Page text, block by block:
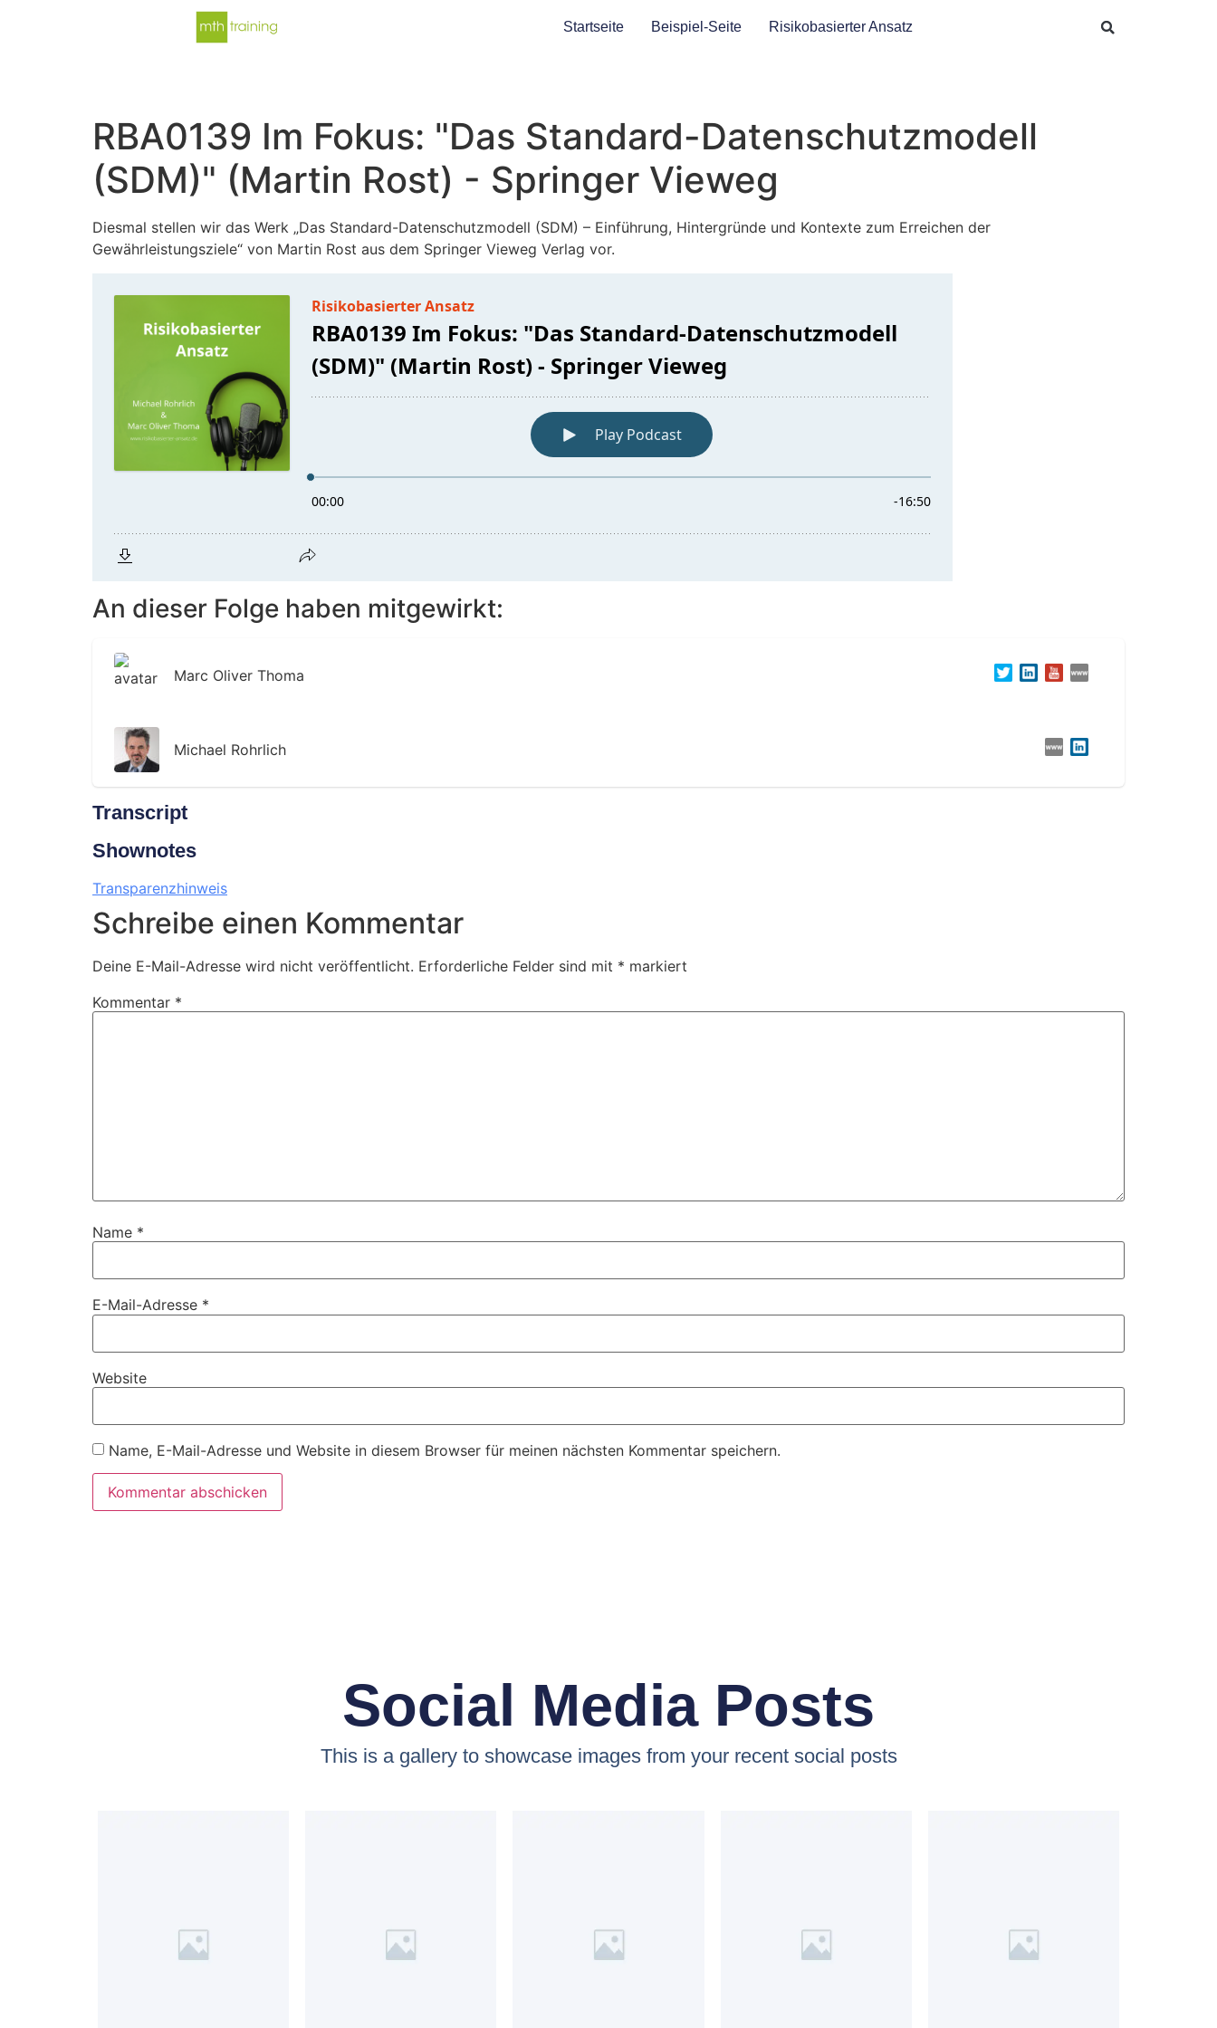
Startseite Beispiel-Seite Risikobasierter Ansatz
RBA0139 Im Fokus: "Das Standard-Datenschutzmodell
(SDM)" (Martin Rost) - Springer Vieweg
Diesmal stellen wir das Werk „Das Standard-Datenschutzmodell (SDM) – Einführung, Hintergründe und Kontexte zum Erreichen der
Gewährleistungsziele“ von Martin Rost aus dem Springer Vieweg Verlag vor.
An dieser Folge haben mitgewirkt:
Marc Oliver Thoma
Michael Rohrlich
Transcript
Shownotes
Transparenzhinweis
Schreibe einen Kommentar
Deine E-Mail-Adresse wird nicht veröffentlicht. Erforderliche Felder sind mit * markiert
Kommentar *
Name *
E-Mail-Adresse *
Website
Name, E-Mail-Adresse und Website in diesem Browser für meinen nächsten Kommentar speichern.
Social Media Posts
This is a gallery to showcase images from your recent social posts